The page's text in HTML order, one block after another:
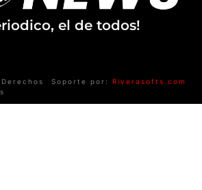
el de todos!
Soporte por: Riverasofts.com